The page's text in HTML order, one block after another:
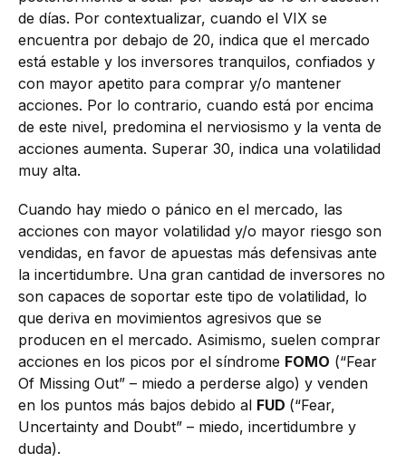
de días. Por contextualizar, cuando el VIX se
encuentra por debajo de 20, indica que el mercado
está estable y los inversores tranquilos, confiados y
con mayor apetito para comprar y/o mantener
acciones. Por lo contrario, cuando está por encima
de este nivel, predomina el nerviosismo y la venta de
acciones aumenta. Superar 30, indica una volatilidad
muy alta.
Cuando hay miedo o pánico en el mercado, las
acciones con mayor volatilidad y/o mayor riesgo son
vendidas, en favor de apuestas más defensivas ante
la incertidumbre. Una gran cantidad de inversores no
son capaces de soportar este tipo de volatilidad, lo
que deriva en movimientos agresivos que se
producen en el mercado. Asimismo, suelen comprar
acciones en los picos por el síndrome FOMO (“Fear
Of Missing Out” – miedo a perderse algo) y venden
en los puntos más bajos debido al FUD (“Fear,
Uncertainty and Doubt” – miedo, incertidumbre y
duda).